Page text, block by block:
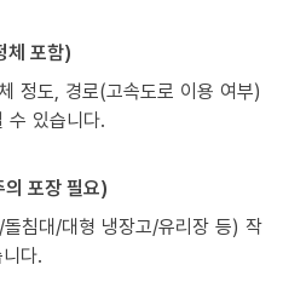
체 포함)
정도, 경로(고속도로 이용 여부)
수 있습니다.
의 포장 필요)
침대/대형 냉장고/유리장 등) 작
다.